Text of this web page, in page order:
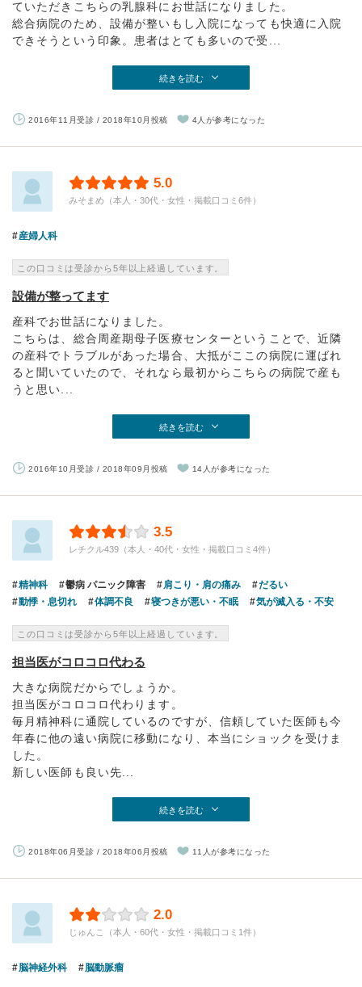
ていただきこちらの乳腺科にお世話になりました。
総合病院のため、設備が整いもし入院になっても快適に入院
できそうという印象。患者はとても多いので受...
続きを読む
2016年11月受診 / 2018年10月投稿 4人が参考になった
5.0
みそまめ（本人・30代・女性・掲載口コミ6件）
産婦人科
この口コミは受診から5年以上経過しています。
設備が整ってます
産科でお世話になりました。
こちらは、総合周産期母子医療センターということで、近隣
の産科でトラブルがあった場合、大抵がここの病院に運ばれ
ると聞いていたので、それなら最初からこちらの病院で産も
うと思い...
続きを読む
2016年10月受診 / 2018年09月投稿 14人が参考になった
3.5
レチクル439（本人・40代・女性・掲載口コミ4件）
精神科 鬱病 パニック障害 肩こり・肩の痛み
だるい
動悸・息切れ
体調不良 寝つきが悪い・不眠 気が滅入る・不安
この口コミは受診から5年以上経過しています。
担当医がコロコロ代わる
大きな病院だからでしょうか。
担当医がコロコロ代わります。
毎月精神科に通院しているのですが、信頼していた医師も今
年春に他の遠い病院に移動になり、本当にショックを受けま
した。
新しい医師も良い先...
続きを読む
2018年06月受診 / 2018年06月投稿 11人が参考になった
2.0
じゅんこ（本人・60代・女性・掲載口コミ1件）
脳神経外科 脳動脈瘤